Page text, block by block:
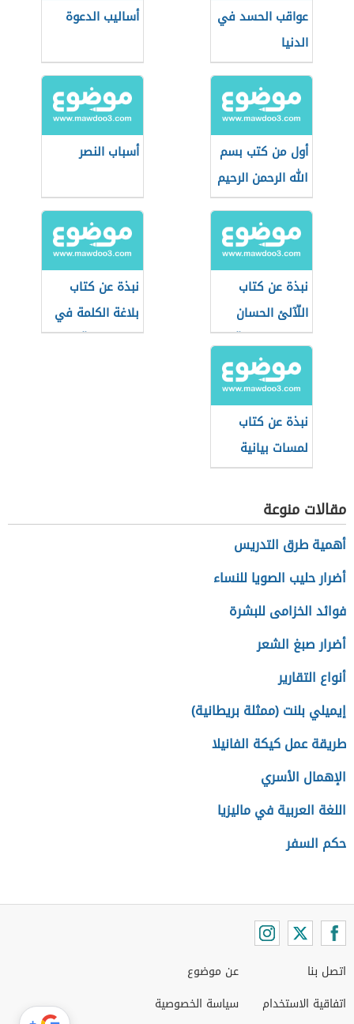
عواقب الحسد في
الدنيا
أساليب الدعوة
أول من كتب بسم
الله الرحمن الرحيم
أسباب النصر
نبذة عن كتاب
اللّآلئ الحسان
في علوم القرآن
نبذة عن كتاب
بلاغة الكلمة في
التعبير القرآني
نبذة عن كتاب
لمسات بيانية
لفاضل السامرائي
مقالات منوعة
أهمية طرق التدريس
أضرار حليب الصويا للنساء
فوائد الخزامى للبشرة
أضرار صبغ الشعر
أنواع التقارير
إيميلي بلنت (ممثلة بريطانية)
طريقة عمل كيكة الفانيلا
الإهمال الأسري
اللغة العربية في ماليزيا
حكم السفر
اتصل بنا
اتفاقية الاستخدام
عن موضوع
سياسة الخصوصية